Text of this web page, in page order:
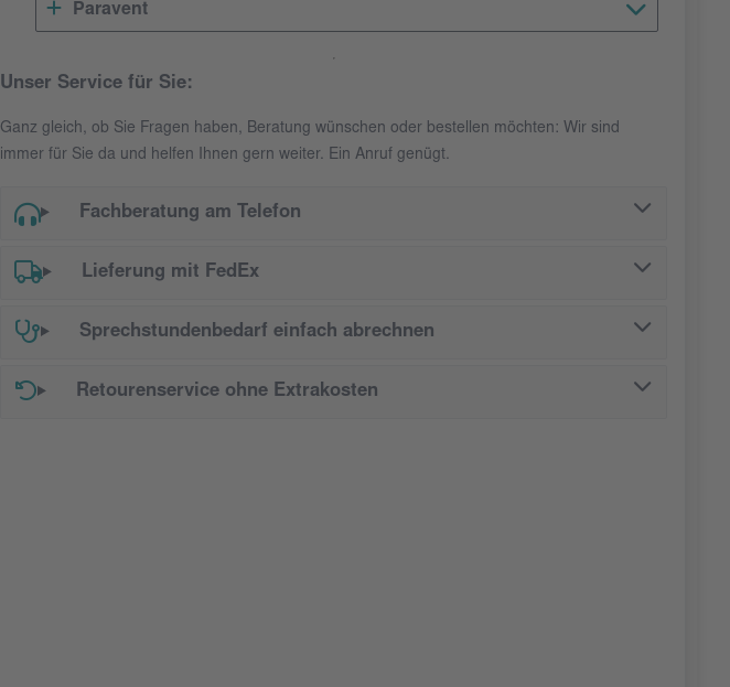
Paravent
Unser Service für Sie:
Ganz gleich, ob Sie Fragen haben, Beratung wünschen oder bestellen möchten: Wir sind
immer für Sie da und helfen Ihnen gern weiter. Ein Anruf genügt.
Fachberatung am Telefon
Lieferung mit FedEx
Sprechstundenbedarf einfach abrechnen
Retourenservice ohne Extrakosten